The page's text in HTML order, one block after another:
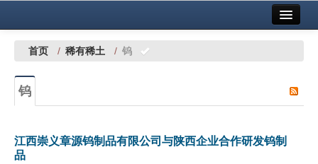
中国有色金属报社主办 广告服务
铜镍铅锌
稀有稀土
首页 / 稀有稀土 / 钨
钨
江西崇义章源钨制品有限公司与陕西企业合作研发钨制
品